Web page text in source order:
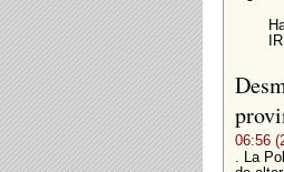
06:56
. La